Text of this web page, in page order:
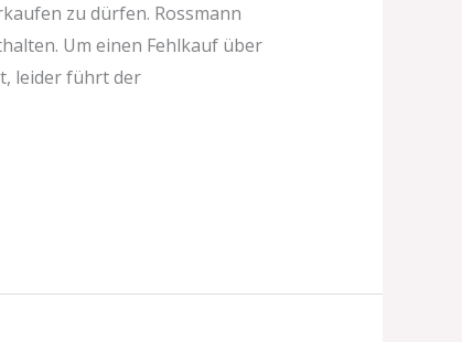
zu dürfen. Rossmann
Um einen Fehlkauf über
leider führt der